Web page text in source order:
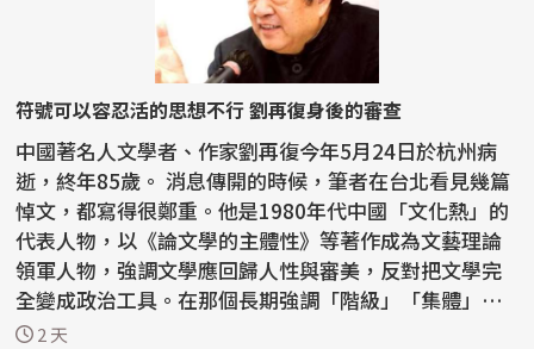
符號可以容忍活的思想不行 劉再復身後的審查
中國著名人文學者、作家劉再復今年5月24日於杭州病
逝，終年85歲。 消息傳開的時候，筆者在台北看見幾篇
悼文，都寫得很鄭重。他是1980年代中國「文化熱」的
代表人物，以《論文學的主體性》等著作成為文藝理論
領軍人物，強調文學應回歸人性與審美，反對把文學完
全變成政治工具。在那個長期強調「階級」「集體」
「革命敘...
2 天